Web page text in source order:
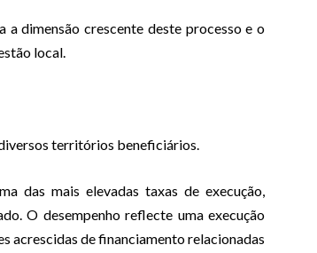
a dimensão crescente deste processo e o
local.
territórios beneficiários.
das mais elevadas taxas de execução,
O desempenho reflecte uma execução
acrescidas de financiamento relacionadas